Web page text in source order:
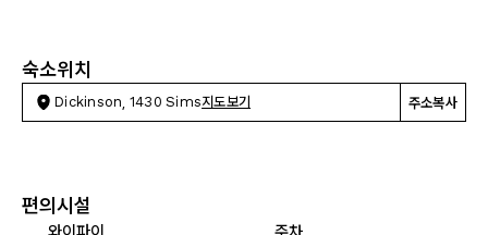
숙소위치
Dickinson, 1430 Sims지도보기 주소복사
편의시설